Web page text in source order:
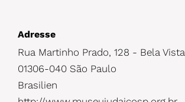
D
e
t
a
Adresse
Rua Martinho Prado, 128 - Bela Vista
01306-040 São Paulo
Brasilien